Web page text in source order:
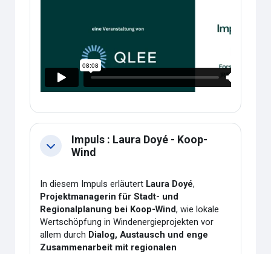
Collapse
Impuls : Laura Doyé - Koop-
Wind
In diesem Impuls erläutert Laura Doyé,
Projektmanagerin für Stadt- und
Regionalplanung bei Koop-Wind, wie lokale
Wertschöpfung in Windenergieprojekten vor
allem durch Dialog, Austausch und enge
Zusammenarbeit mit regionalen